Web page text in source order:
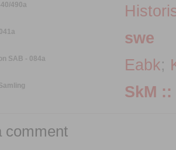
490a
swe
SAB - 084a Eabk;
comment